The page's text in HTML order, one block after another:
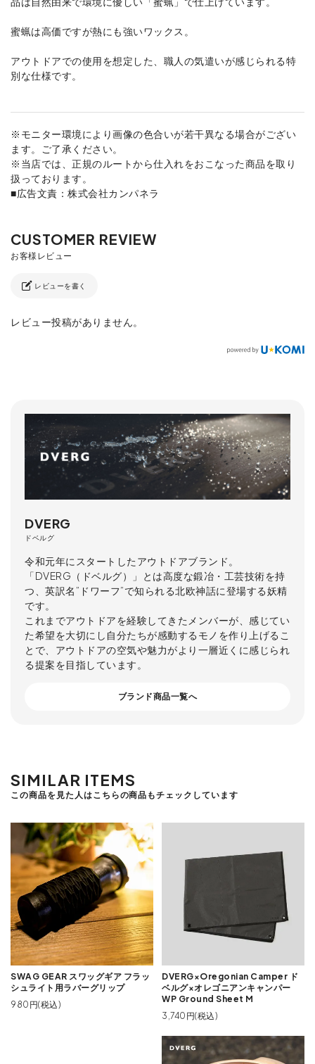
蜜蝋は高価ですが熱にも強いワックス。
アウトドアでの使用を想定した、職人の気遣いが感じられる特
別な仕様です。
※モニター環境により画像の色合いが若干異なる場合がござい
ます。ご了承ください。
※当店では、正規のルートから仕入れをおこなった商品を取り
扱っております。
■広告文責：株式会社カンパネラ
レビューを書く
レビュー投稿がありません。
DVERG
ドベルグ
令和元年にスタートしたアウトドアブランド。
「DVERG（ドベルグ）」とは高度な鍛冶・工芸技術を持
つ、英訳名”ドワーフ”で知られる北欧神話に登場する妖精
です。
これまでアウトドアを経験してきたメンバーが、感じてい
た希望を大切にし自分たちが感動するモノを作り上げるこ
とで、アウトドアの空気や魅力がより一層近くに感じられ
る提案を目指しています。
ブランド商品一覧へ
SIMILAR ITEMS
この商品を見た人はこちらの商品もチェックしています
SWAG GEAR スワッグギア フラッ
シュライト用ラバーグリップ
980円(税込)
DVERG×Oregonian Camper ド
ベルグ×オレゴニアンキャンパー
WP Ground Sheet M
3,740円(税込)